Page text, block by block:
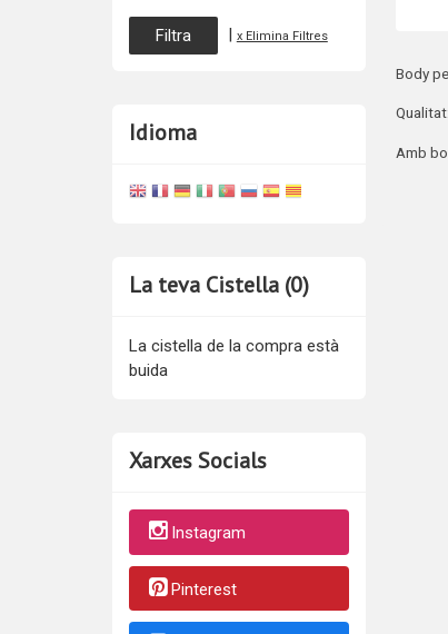
| x Elimina Filtres
Idioma
La teva Cistella (0)
La cistella de la compra està
buida
Xarxes Socials
Instagram
Pinterest
Body
Amb